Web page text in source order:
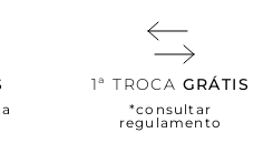
1ª TROCA GRÁTIS
*consultar
regulamento